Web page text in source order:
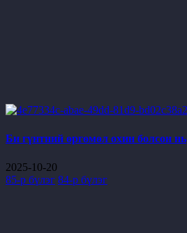
Би гүнтний өргөмөл охин болсон нь
2025-10-20
85-р бүлэг 84-р бүлэг